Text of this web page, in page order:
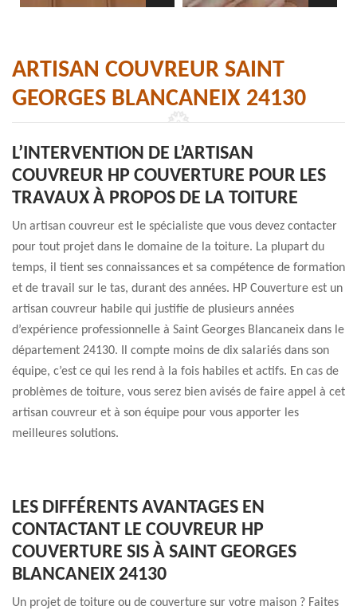
ARTISAN COUVREUR SAINT
GEORGES BLANCANEIX 24130
L’INTERVENTION DE L’ARTISAN
COUVREUR HP COUVERTURE POUR LES
TRAVAUX À PROPOS DE LA TOITURE
Un artisan couvreur est le spécialiste que vous devez contacter
pour tout projet dans le domaine de la toiture. La plupart du
temps, il tient ses connaissances et sa compétence de formation
et de travail sur le tas, durant des années. HP Couverture est un
artisan couvreur habile qui justifie de plusieurs années
d’expérience professionnelle à Saint Georges Blancaneix dans le
département 24130. Il compte moins de dix salariés dans son
équipe, c’est ce qui les rend à la fois habiles et actifs. En cas de
problèmes de toiture, vous serez bien avisés de faire appel à cet
artisan couvreur et à son équipe pour vous apporter les
meilleures solutions.
LES DIFFÉRENTS AVANTAGES EN
CONTACTANT LE COUVREUR HP
COUVERTURE SIS À SAINT GEORGES
BLANCANEIX 24130
Un projet de toiture ou de couverture sur votre maison ? Faites